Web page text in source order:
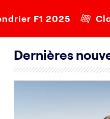
F1 2025
Dernières